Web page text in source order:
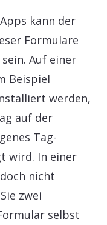
kann der
Formulare
Auf einer
Beispiel
werden,
auf der
Tag-
wird. In einer
nicht
zwei
selbst